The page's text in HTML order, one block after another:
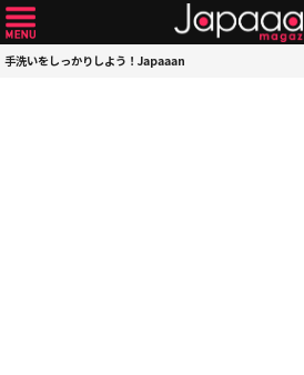
手洗いをしっかりしよう！Japaaan